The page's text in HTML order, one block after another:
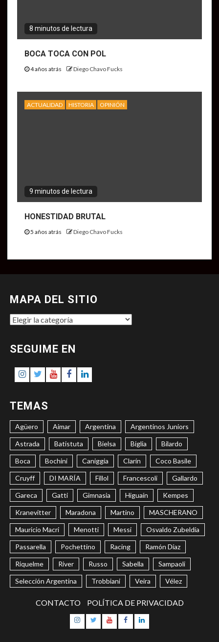
8 minutos de lectura
BOCA TOCA CON POL
4 años atrás Diego Chavo Fucks
ACTUALIDAD HISTORIA OPINIÓN
9 minutos de lectura
HONESTIDAD BRUTAL
5 años atrás Diego Chavo Fucks
MAPA DEL SITIO
MAPA
SITIO
SEGUIME EN
Instagram
TwitterYoutubeFacebookLinkedIn
TEMAS
Agüero Aimar Argentina Argentinos Juniors
Astrada Batistuta Bielsa Biglia Bilardo
Boca Bochini Caniggia Clarín Coco Basile
Cruyff DI MARÍA Fillol Francescoli Gallardo
Gareca Gatti Gimnasia Higuaín Kempes
Kranevitter Maradona Martino MASCHERANO
Mauricio Macri Menotti Messi Osvaldo Zubeldía
Passarella Pochettino Racing Ramón Díaz
Riquelme River Russo Sabella Sampaoli
Selección Argentina Trobbiani Veira Vélez
CONTACTO POLÍTICA DE PRIVACIDAD
Instagram
TwitterYoutubeFacebookLinkedIn